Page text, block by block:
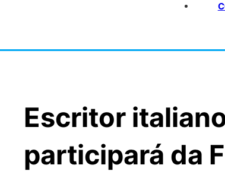
Escritor
participará da